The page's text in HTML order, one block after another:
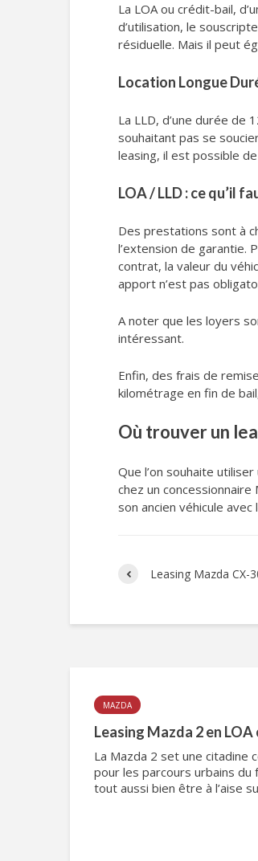
La LOA ou crédit-bail,
d’utilisation, le
résiduelle. Mais il peut
Location Longue
La LLD, d’une durée de
souhaitant pas se
leasing, il est possible de
LOA / LLD : ce qu’il
Des prestations sont à
l’extension de garantie.
contrat, la valeur du
apport n’est pas
A noter que les loyers
intéressant.
Enfin, des frais de
kilométrage en fin de
Où trouver un
Que l’on souhaite
chez un
son ancien véhicule
Leasing Mazda CX-
MAZDA
Leasing Mazda 2 en LOA
La Mazda 2 set une citadine
pour les parcours urbains du
tout aussi bien être à l’aise